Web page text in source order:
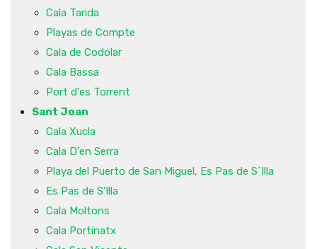
Cala Tarida
Playas de Compte
Cala de Codolar
Cala Bassa
Port d'es Torrent
Sant Joan
Cala Xucla
Cala D'en Serra
Playa del Puerto de San Miguel, Es Pas de S´Illa
Es Pas de S'Illa
Cala Moltons
Cala Portinatx